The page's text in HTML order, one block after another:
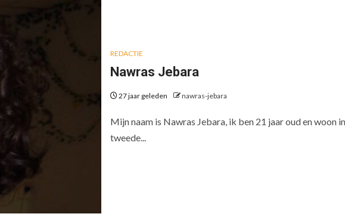
REDACTIE
Nawras Jebara
27 jaar geleden nawras-jebara
Mijn naam is Nawras Jebara, ik ben 21 jaar oud en woon
tweede...